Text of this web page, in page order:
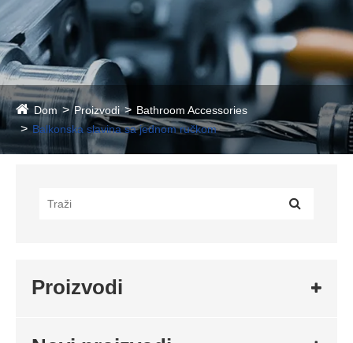
Dom Proizvodi
Bathroom Accessories
Balkonska slavina sa jednom ručkom
Proizvodi